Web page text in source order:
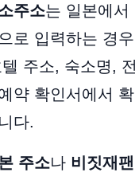
주소는 일본에서
로 입력하는 경
주소, 숙소명,
약 확인서에서
다.
주소나 비짓재